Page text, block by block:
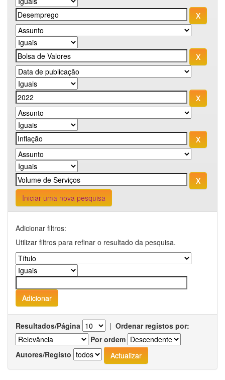
Iniciar uma nova pesquisa
Adicionar filtros:
Utilizar filtros para refinar o resultado da pesquisa.
Resultados/Página | Ordenar registos por:
Por ordem
Autores/Registo